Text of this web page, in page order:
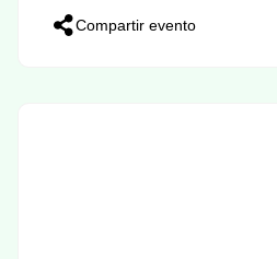
Compartir evento